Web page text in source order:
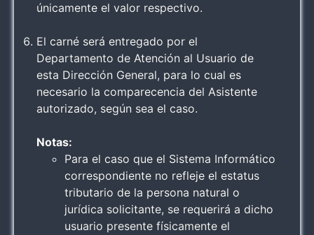
únicamente el valor respectivo.
El carné será entregado por el
Departamento de Atención al Usuario de
esta Dirección General, para lo cual es
necesario la comparecencia del Asistente
autorizado, según sea el caso.
Notas:
Para el caso que el Sistema Informático
correspondiente no refleje el estatus
tributario de la persona natural o
jurídica solicitante, se requerirá a dicho
usuario presente físicamente el